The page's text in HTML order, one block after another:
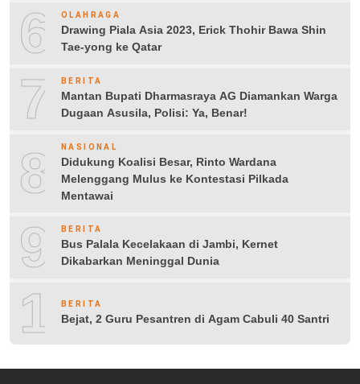
6 OLAHRAGA
Drawing Piala Asia 2023, Erick Thohir Bawa Shin
Tae-yong ke Qatar
7 BERITA
Mantan Bupati Dharmasraya AG Diamankan Warga
Dugaan Asusila, Polisi: Ya, Benar!
8 NASIONAL
Didukung Koalisi Besar, Rinto Wardana
Melenggang Mulus ke Kontestasi Pilkada
Mentawai
9 BERITA
Bus Palala Kecelakaan di Jambi, Kernet
Dikabarkan Meninggal Dunia
10BERITA
Bejat, 2 Guru Pesantren di Agam Cabuli 40 Santri